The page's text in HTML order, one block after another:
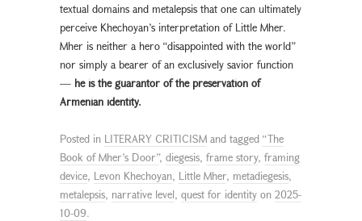
textual domains and metalepsis that one can ultimately
perceive Khechoyan’s interpretation of Little Mher.
Mher is neither a hero “disappointed with the world”
nor simply a bearer of an exclusively savior function
— he is the guarantor of the preservation of
Armenian identity.
Posted in LITERARY CRITICISM and tagged “The
Book of Mher’s Door”, diegesis, frame story, framing
device, Levon Khechoyan, Little Mher, metadiegesis,
metalepsis, narrative level, quest for identity on 2025-
10-09.